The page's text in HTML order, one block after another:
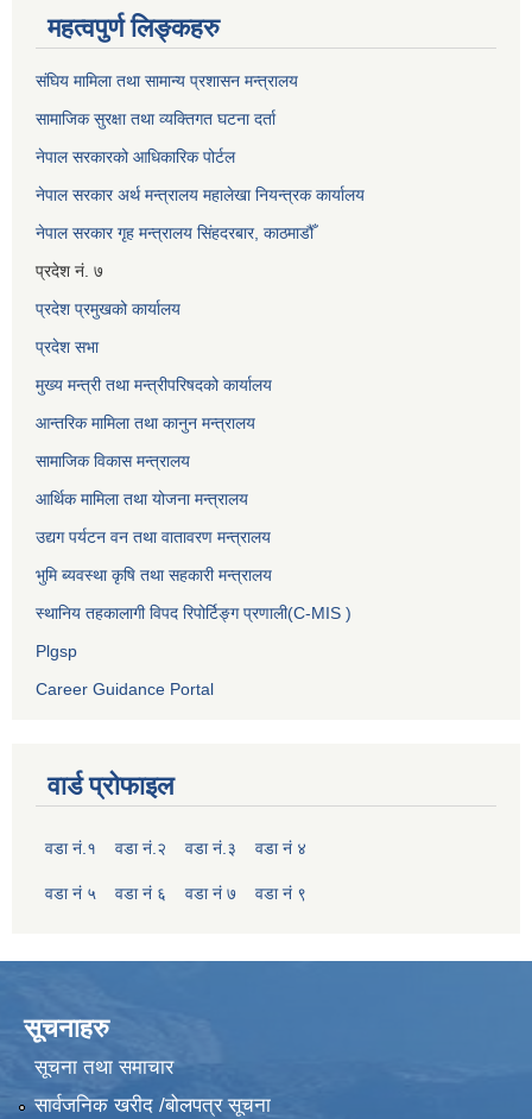
महत्वपुर्ण लिङ्कहरु
संघिय मामिला तथा सामान्य प्रशासन मन्त्रालय
सामाजिक सुरक्षा तथा व्यक्तिगत घटना दर्ता
नेपाल सरकारको आधिकारिक पोर्टल
नेपाल सरकार अर्थ मन्त्रालय महालेखा नियन्त्रक कार्यालय
नेपाल सरकार गृह मन्त्रालय सिंहदरबार, काठमाडौँ
प्रदेश नं. ७
प्रदेश प्रमुखको कार्यालय
प्रदेश सभा
मुख्य मन्त्री तथा मन्त्रीपरिषदको कार्यालय
आन्तरिक मामिला तथा कानुन मन्त्रालय
सामाजिक विकास मन्त्रालय
आर्थिक मामिला तथा योजना मन्त्रालय
उद्यग पर्यटन वन तथा वातावरण मन्त्रालय
भुमि ब्यवस्था कृषि तथा सहकारी मन्त्रालय
स्थानिय तहकालागी विपद रिपोर्टिङ्ग प्रणाली(C-MIS )
Plgsp
Career Guidance Portal
वार्ड प्रोफाइल
वडा नं.१ वडा नं.२ वडा नं.३ वडा नं ४
वडा नं ५ वडा नं ६ वडा नं ७ वडा नं ९
सूचनाहरु
सूचना तथा समाचार
सार्वजनिक खरीद /बोलपत्र सूचना